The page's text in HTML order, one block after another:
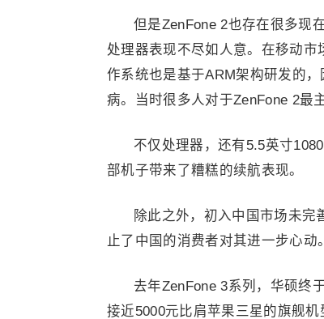
但是ZenFone 2也存在很多现
处理器表现不尽如人意。在移动
作系统也是基于ARM架构研发的
病。当时很多人对于ZenFone 2最
不仅处理器，还有5.5英寸
部机子带来了糟糕的续航表现。
除此之外，初入中国市场未完
止了中国的消费者对其进一步心动
去年ZenFone 3系列，华硕终
接近5000元比肩苹果三星的旗舰